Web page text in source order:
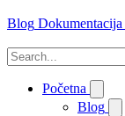
Blog Dokumentacija
Početna
Blog